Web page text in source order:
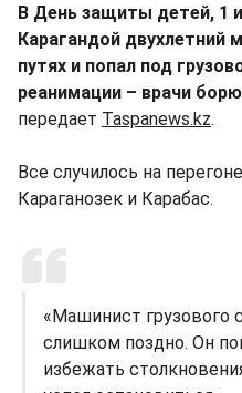
В День защиты детей, 1
Карагандой двухлетний
путях и попал под
реанимации – врачи
передает Taspanews.kz.
Все случилось на
Караганозек и Карабас.
«Машинист грузового
слишком поздно. Он
избежать